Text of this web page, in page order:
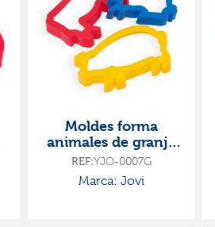
Moldes forma
animales de granja
para pasta de
modelar 6 unidades
REF:YJO-0007G
Marca: Jovi